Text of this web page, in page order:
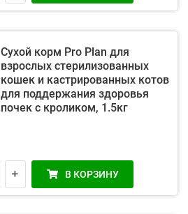
Сухой корм Pro Plan для
взрослых стерилизованных
кошек и кастрированных котов
для поддержания здоровья
почек с кроликом, 1.5кг
В КОРЗИНУ